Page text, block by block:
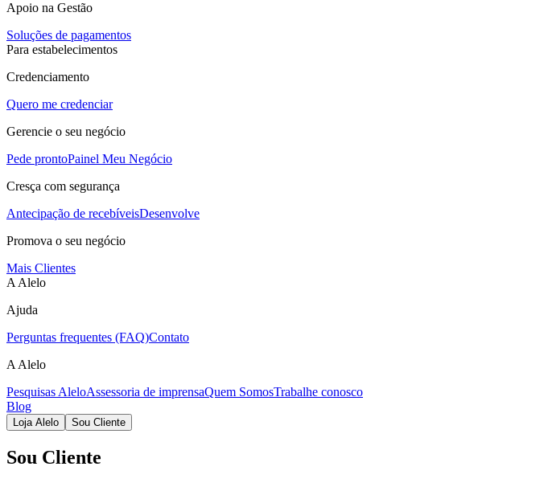
Apoio na Gestão
Soluções de pagamentos
Para estabelecimentos
Credenciamento
Quero me credenciar
Gerencie o seu negócio
Pede prontoPainel Meu Negócio
Cresça com segurança
Antecipação de recebíveisDesenvolve
Promova o seu negócio
Mais Clientes
A Alelo
Ajuda
Perguntas frequentes (FAQ)Contato
A Alelo
Pesquisas AleloAssessoria de imprensaQuem SomosTrabalhe conosco
Blog
Loja Alelo Sou Cliente
Sou Cliente